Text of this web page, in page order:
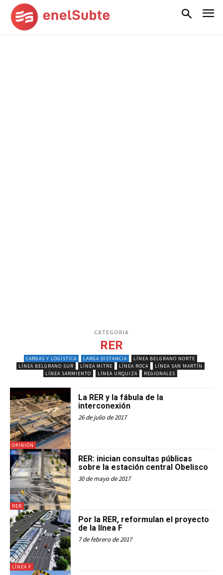
CATEGORIA
RER
CARGAS Y LOGÍSTICA LARGA DISTANCIA
LÍNEA BELGRANO NORTE
LÍNEA BELGRANO SUR
LÍNEA MITRE LÍNEA ROCA
LÍNEA SAN MARTÍN
LÍNEA SARMIENTO
LÍNEA URQUIZA REGIONALES
OPINIÓN
La RER y la fábula de la
interconexión
26 de julio de 2017
RER
RER: inician consultas públicas
sobre la estación central Obelisco
30 de mayo de 2017
LÍNEA F
Por la RER, reformulan el proyecto
de la línea F
7 de febrero de 2017